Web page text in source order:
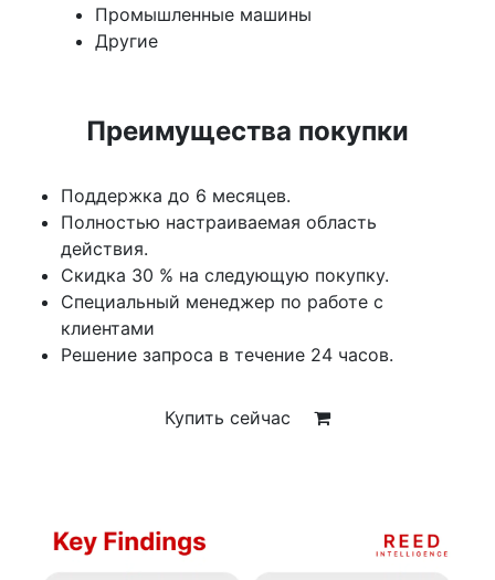
Промышленные машины
Другие
Преимущества покупки
Поддержка до 6 месяцев.
Полностью настраиваемая область
действия.
Скидка 30 % на следующую покупку.
Специальный менеджер по работе с
клиентами
Решение запроса в течение 24 часов.
Купить сейчас